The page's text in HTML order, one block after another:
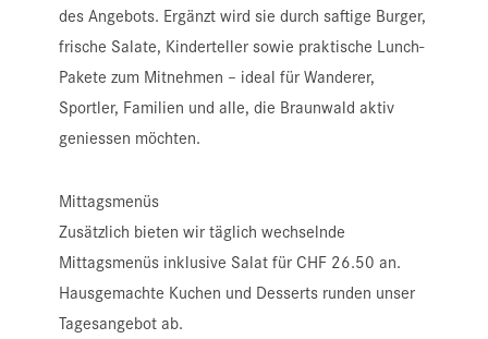
des Angebots. Ergänzt wird sie durch saftige Burger,
frische Salate, Kinderteller sowie praktische Lunch-
Pakete zum Mitnehmen – ideal für Wanderer,
Sportler, Familien und alle, die Braunwald aktiv
geniessen möchten.
Mittagsmenüs
Zusätzlich bieten wir täglich wechselnde
Mittagsmenüs inklusive Salat für CHF 26.50 an.
Hausgemachte Kuchen und Desserts runden unser
Tagesangebot ab.